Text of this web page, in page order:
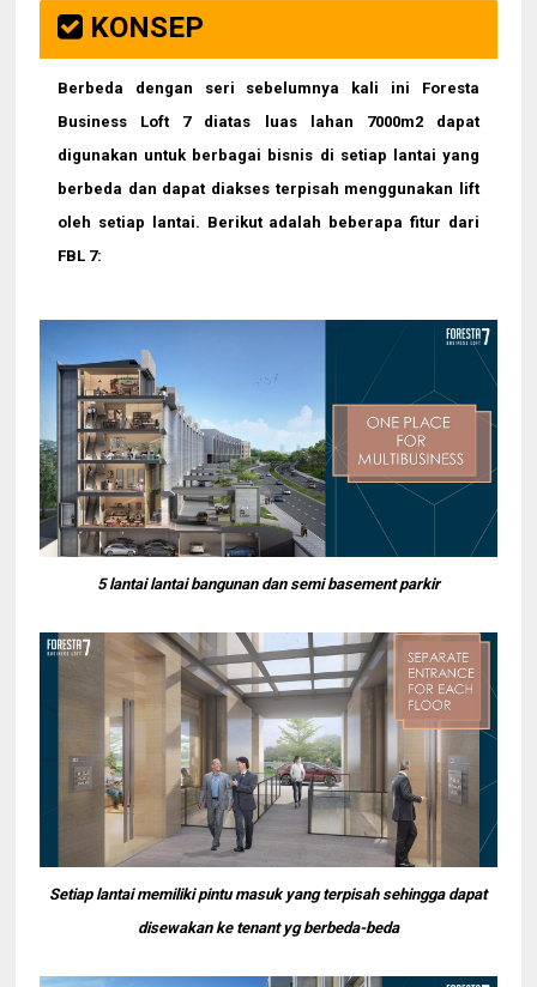
KONSEP
Berbeda dengan seri sebelumnya kali ini Foresta
Business Loft 7 diatas luas lahan 7000m2 dapat
digunakan untuk berbagai bisnis di setiap lantai yang
berbeda dan dapat diakses terpisah menggunakan lift
oleh setiap lantai. Berikut adalah beberapa fitur dari
FBL 7:
5 lantai lantai bangunan dan semi basement parkir
Setiap lantai memiliki pintu masuk yang terpisah sehingga dapat
disewakan ke tenant yg berbeda-beda